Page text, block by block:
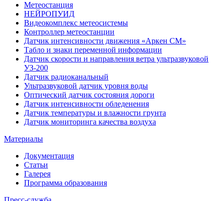
Метеостанция
НЕЙРОПУИД
Видеокомплекс метеосистемы
Контроллер метеостанции
Датчик интенсивности движения «Аркен СМ»
Табло и знаки переменной информации
Датчик скорости и направления ветра ультразвуковой
УЗ-200
Датчик радиоканальный
Ультразвуковой датчик уровня воды
Оптический датчик состояния дороги
Датчик интенсивности обледенения
Датчик температуры и влажности грунта
Датчик мониторинга качества воздуха
Материалы
Документация
Статьи
Галерея
Программа образования